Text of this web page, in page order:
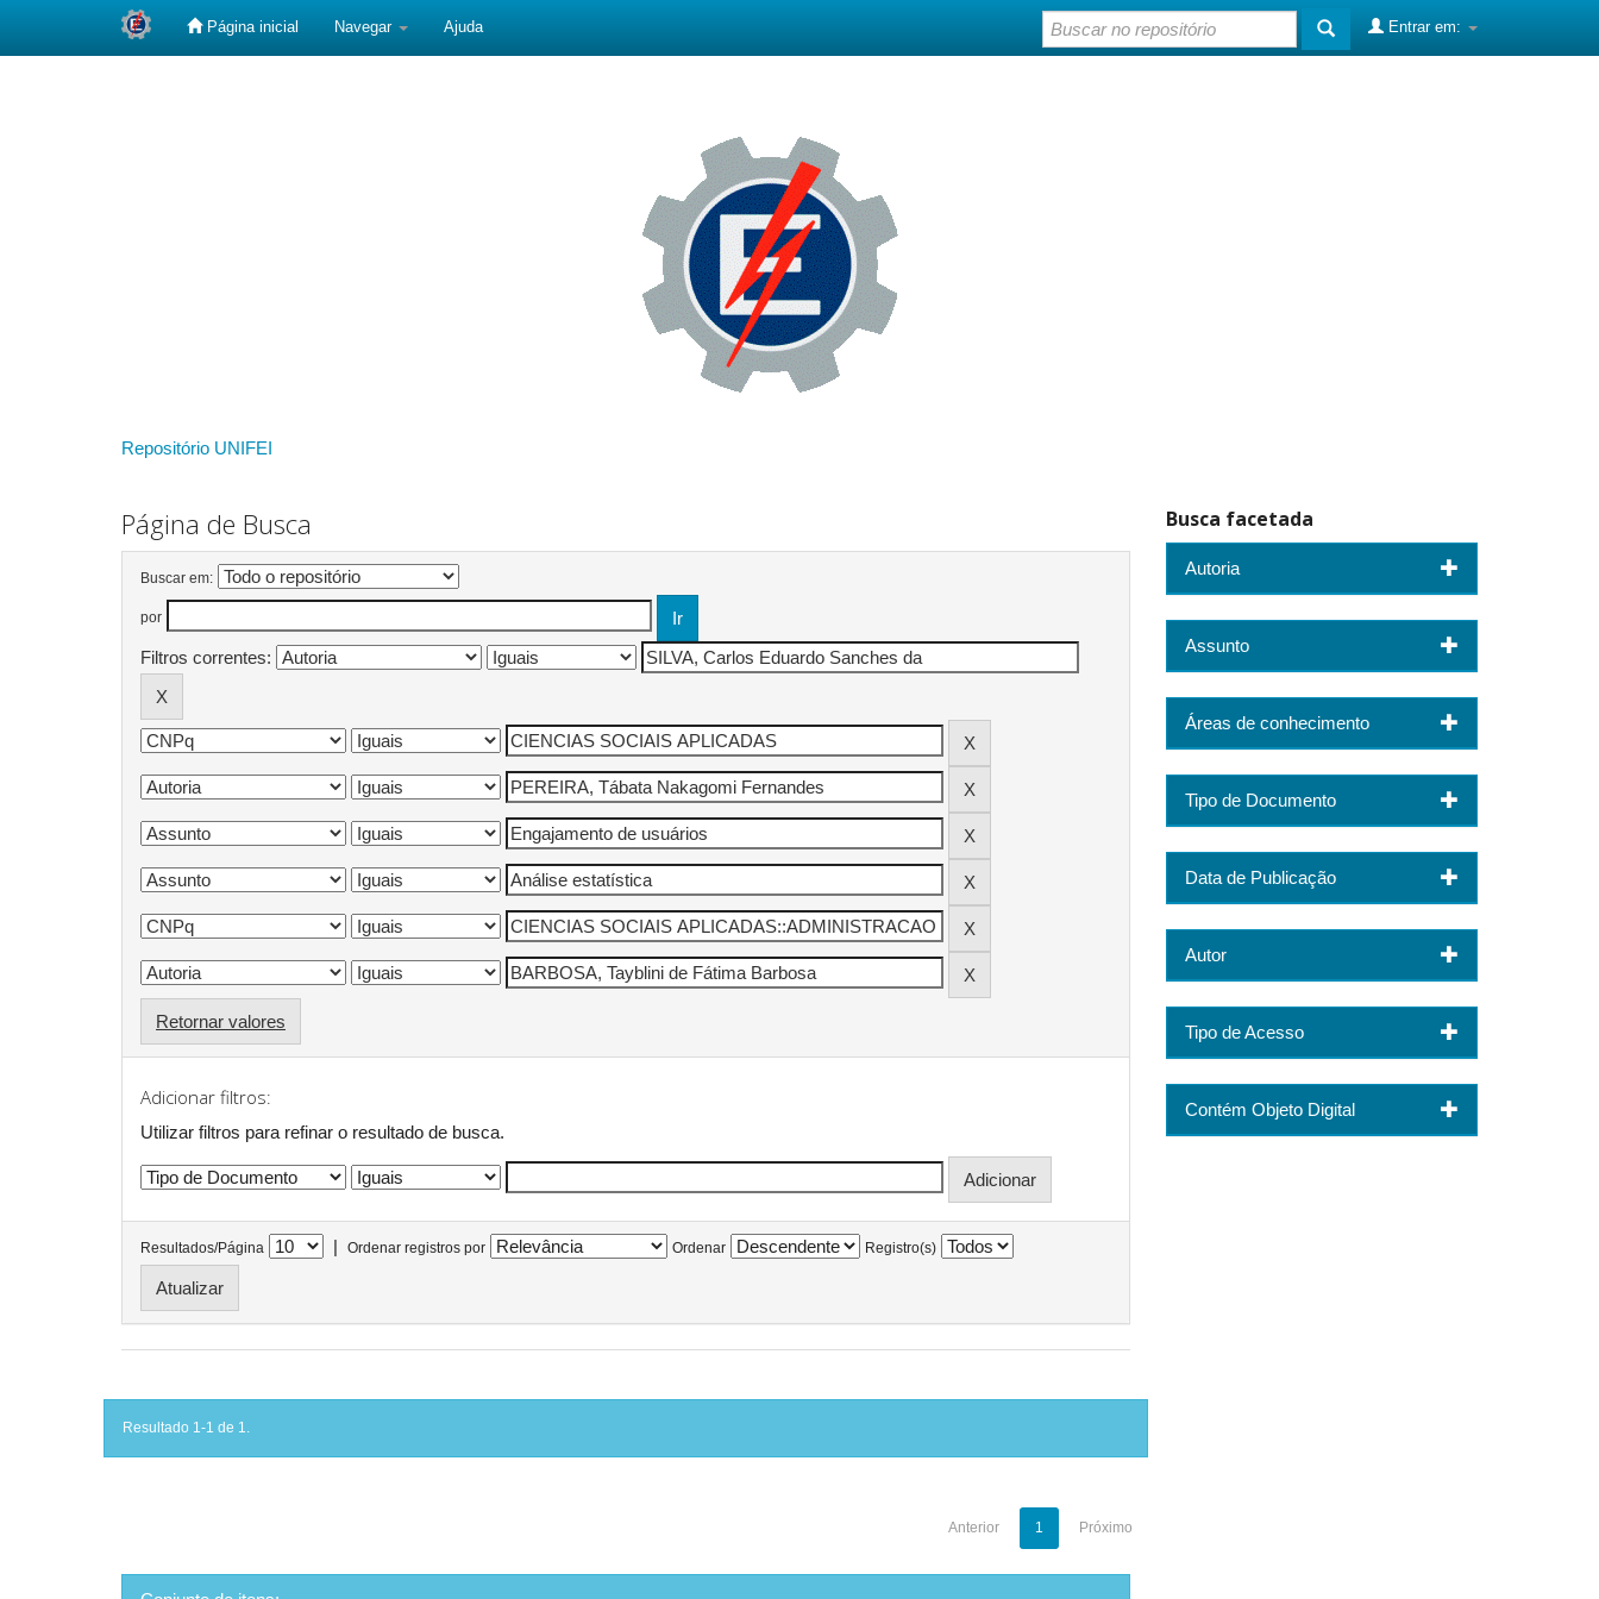
Página inicial Navegar Ajuda Entrar em:
Repositório UNIFEI
Página de Busca
Buscar em:
por
Filtros correntes:
Retornar valores
Adicionar filtros:
Utilizar filtros para refinar o resultado de busca.
Resultados/Página | Ordenar registros por Ordenar Registro(s)
Resultado 1-1 de 1.
Anterior 1 Próximo
Busca facetada
Autoria
Assunto
Áreas de conhecimento
Tipo de Documento
Data de Publicação
Autor
Tipo de Acesso
Contém Objeto Digital